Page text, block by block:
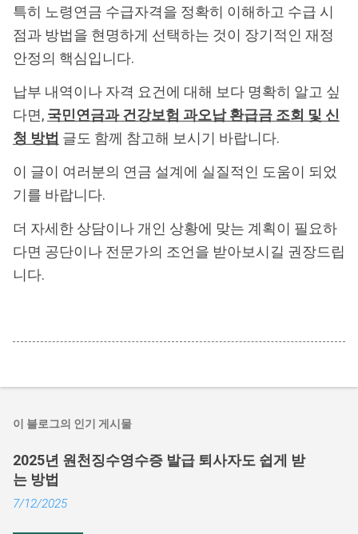
특히 노령연금 수급자격을 정확히 이해하고 수급 시
점과 방법을 현명하게 선택하는 것이 장기적인 재정
안정의 핵심입니다.
납부 내역이나 자격 요건에 대해 보다 명확히 알고 싶
다면, 국민연금과 건강보험 과오납 환급금 조회 및 신
청 방법 글도 함께 참고해 보시기 바랍니다.
이 글이 여러분의 연금 설계에 실질적인 도움이 되었
기를 바랍니다.
더 자세한 상담이나 개인 상황에 맞는 계획이 필요하
다면 공단이나 전문가의 조언을 받아보시길 권장드립
니다.
이 블로그의 인기 게시물
2025년 원천징수영수증 발급 퇴사자도 쉽게 받
는 방법
7/12/2025